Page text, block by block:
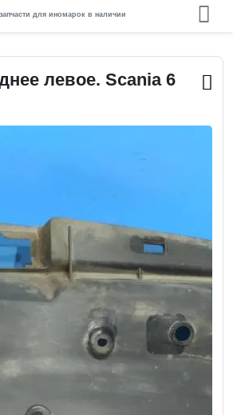
для иномарок в наличии
левое. Scania 6